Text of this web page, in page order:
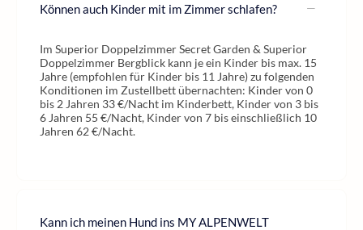
Können auch Kinder mit im Zimmer schlafen?
Im Superior Doppelzimmer Secret Garden & Superior
Doppelzimmer Bergblick kann je ein Kinder bis max. 15
Jahre (empfohlen für Kinder bis 11 Jahre) zu folgenden
Konditionen im Zustellbett übernachten: Kinder von 0
bis 2 Jahren 33 €/Nacht im Kinderbett, Kinder von 3 bis
6 Jahren 55 €/Nacht, Kinder von 7 bis einschließlich 10
Jahren 62 €/Nacht.
Kann ich meinen Hund ins MY ALPENWELT